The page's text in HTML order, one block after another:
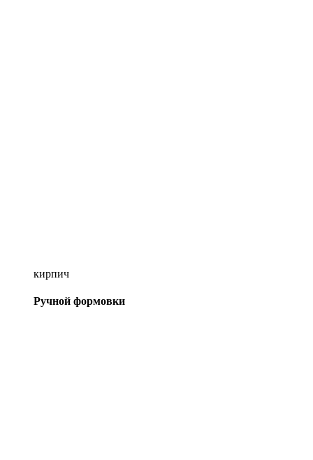
кирпич
Ручной формовки